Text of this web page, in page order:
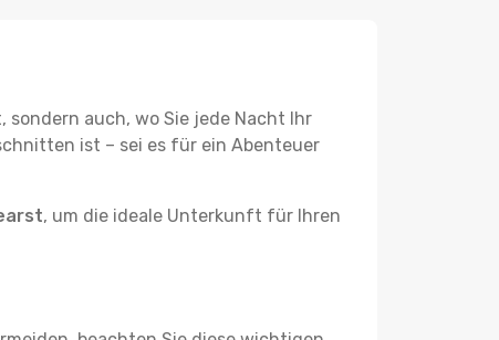
sondern auch, wo Sie jede Nacht Ihr
ist – sei es für ein Abenteuer
, um die ideale Unterkunft für Ihren